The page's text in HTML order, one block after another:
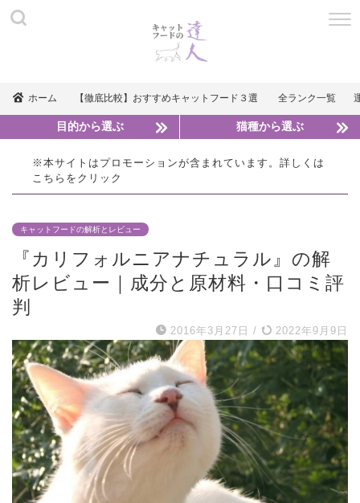
ホーム 【徹底比較】おすすめキャットフード３選 全ランク一覧
目的から選ぶ 猫種から選ぶ
※本サイトはプロモーションが含まれています。詳しくは
こちら をクリック
キャットフードの解析とレビュー
『カリフォルニアナチュラル』の解
析レビュー｜成分と原材料・口コミ評
判
2016年3月27日 / 2022年9月9日